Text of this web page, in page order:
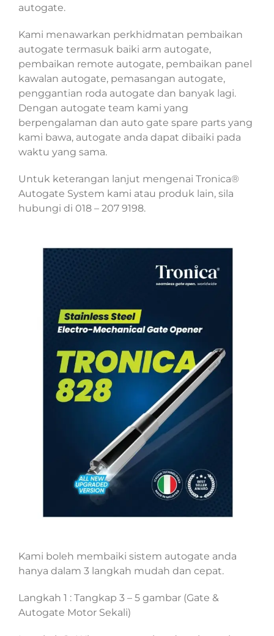
autogate.
Kami menawarkan perkhidmatan pembaikan
autogate termasuk baiki arm autogate,
pembaikan remote autogate, pembaikan panel
kawalan autogate, pemasangan autogate,
penggantian roda autogate dan banyak lagi.
Dengan autogate team kami yang
berpengalaman dan auto gate spare parts yang
kami bawa, autogate anda dapat dibaiki pada
waktu yang sama.
Untuk keterangan lanjut mengenai Tronica®
Autogate System kami atau produk lain, sila
hubungi di 018 – 207 9198.
Kami boleh membaiki sistem autogate anda
hanya dalam 3 langkah mudah dan cepat.
Langkah 1 : Tangkap 3 – 5 gambar (Gate &
Autogate Motor Sekali)